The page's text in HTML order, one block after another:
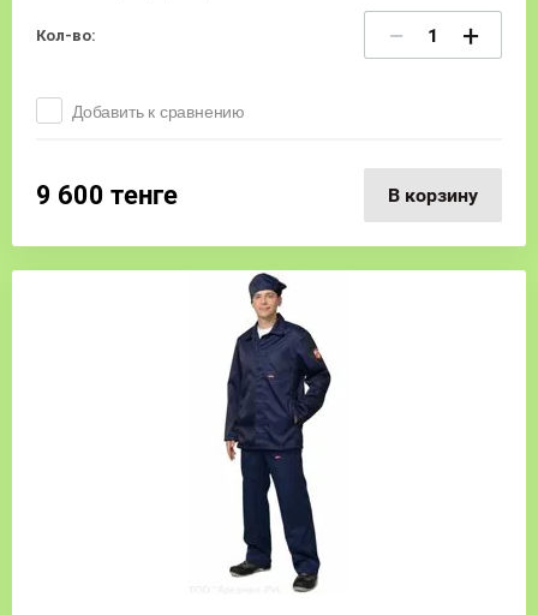
Кол-во: − +
Добавить к сравнению
9 600 тенге В корзину